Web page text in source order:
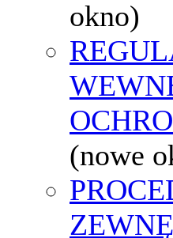
okno)
(nowe